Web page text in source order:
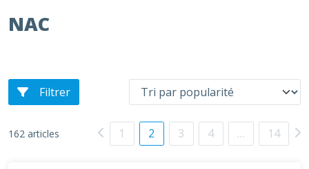
NAC
Filtrer
162 articles 1 2 3 4 … 14